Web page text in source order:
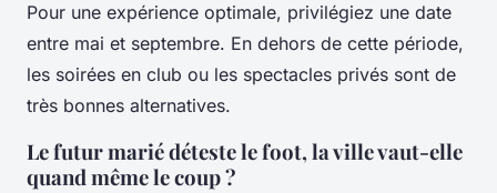
Pour une expérience optimale, privilégiez une date
entre mai et septembre. En dehors de cette période,
les soirées en club ou les spectacles privés sont de
très bonnes alternatives.
Le futur marié déteste le foot, la ville vaut-elle
quand même le coup ?